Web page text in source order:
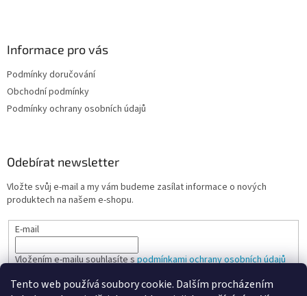
Tento web používá soubory cookie. Dalším procházením
Informace pro vás
Podmínky doručování
Obchodní podmínky
Podmínky ochrany osobních údajů
Odebírat newsletter
Vložte svůj e-mail a my vám budeme zasílat informace o nových
produktech na našem e-shopu.
E-mail
Vložením e-mailu souhlasíte spodmínkami ochrany osobních údajů
PŘIHLÁSIT SE